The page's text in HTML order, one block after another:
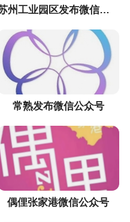
苏州工业园区发布微信公众号
常熟发布微信公众号
偶俚张家港微信公众号